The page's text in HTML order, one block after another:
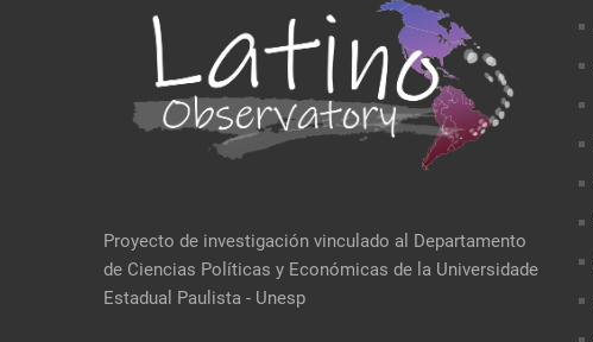
Proyecto de investigación vinculado al Departamento
de Ciencias Políticas y Económicas de la Universidade
Estadual Paulista - Unesp